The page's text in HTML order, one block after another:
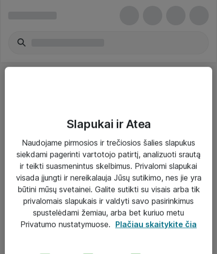
Paslaugos
Sprendimai
Įgyvendinti projektai
Atea ekspertų patarimai verslui
Slapukai ir Atea
Naudojame pirmosios ir trečiosios šalies slapukus
siekdami pagerinti vartotojo patirtį, analizuoti srautą
ir teikti suasmenintus skelbimus. Privalomi slapukai
visada įjungti ir nereikalauja Jūsų sutikimo, nes jie yra
būtini mūsų svetainei. Galite sutikti su visais arba tik
privalomais slapukais ir valdyti savo pasirinkimus
spustelėdami žemiau, arba bet kuriuo metu
Privatumo nustatymuose. Plačiau skaitykite čia